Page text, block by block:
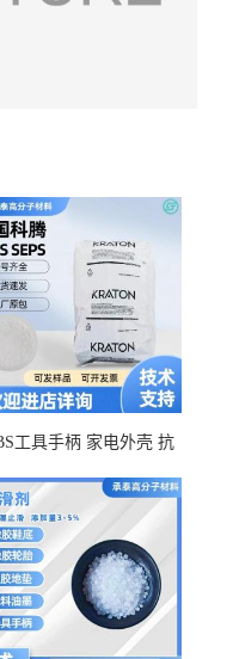
工具手柄 家电外壳 抗
耐候G1653VO